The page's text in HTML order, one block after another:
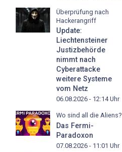
Überprüfung nach
Hackerangriff
Update:
Liechtensteiner
Justizbehörde
nimmt nach
Cyberattacke
weitere Systeme
vom Netz
06.08.2026 - 12:14Uhr
Wo sind all die Aliens?
Das Fermi-
Paradoxon
07.08.2026 - 11:01 Uhr